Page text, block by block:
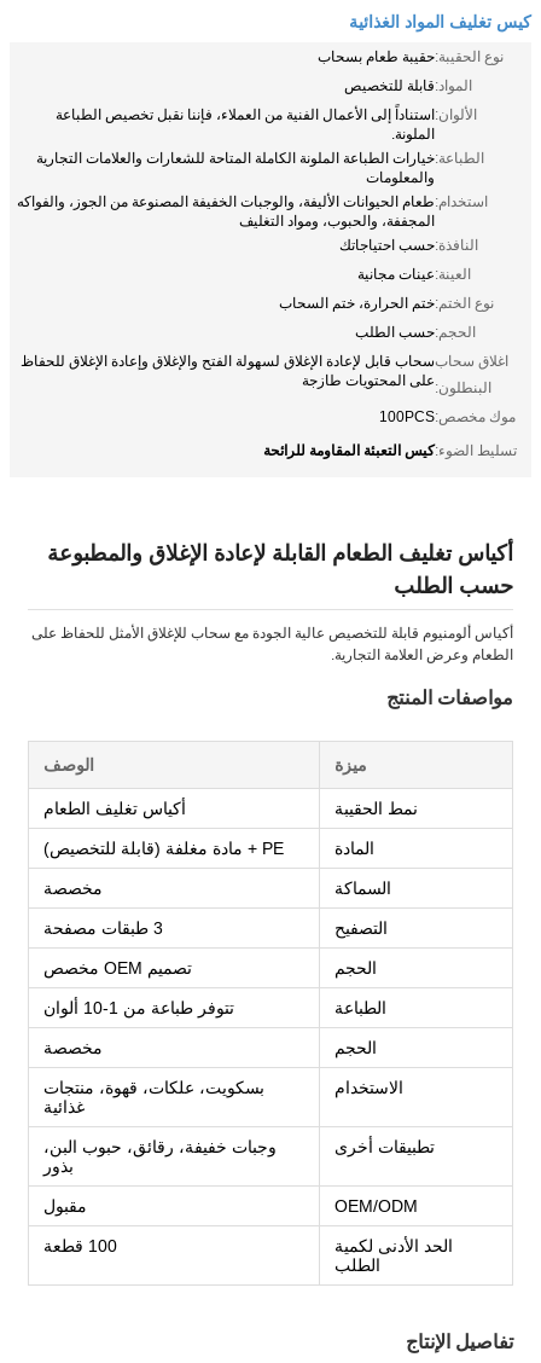
كيس تغليف المواد الغذائية
نوع الحقيبة:حقيبة طعام بسحاب
المواد:قابلة للتخصيص
الألوان:استناداً إلى الأعمال الفنية من العملاء، فإننا نقبل تخصيص الطباعة
الملونة.
الطباعة:خيارات الطباعة الملونة الكاملة المتاحة للشعارات والعلامات التجارية
والمعلومات
استخدام:طعام الحيوانات الأليفة، والوجبات الخفيفة المصنوعة من الجوز، والفواكه
المجففة، والحبوب، ومواد التغليف
النافذة:حسب احتياجاتك
العينة:عينات مجانية
نوع الختم:ختم الحرارة، ختم السحاب
الحجم:حسب الطلب
اغلاق سحاب
البنطلون:
سحاب قابل لإعادة الإغلاق لسهولة الفتح والإغلاق وإعادة الإغلاق للحفاظ
على المحتويات طازجة
موك مخصص:100PCS
تسليط الضوء:كيس التعبئة المقاومة للرائحة
أكياس تغليف الطعام القابلة لإعادة الإغلاق والمطبوعة
حسب الطلب
أكياس ألومنيوم قابلة للتخصيص عالية الجودة مع سحاب للإغلاق الأمثل للحفاظ على
الطعام وعرض العلامة التجارية.
مواصفات المنتج
ميزة الوصف
نمط الحقيبة أكياس تغليف الطعام
المادة PE + مادة مغلفة (قابلة للتخصيص)
السماكة مخصصة
التصفيح 3 طبقات مصفحة
الحجم تصميم OEM مخصص
الطباعة تتوفر طباعة من 1-10 ألوان
الحجم مخصصة
الاستخدام
بسكويت، علكات، قهوة، منتجات
غذائية
تطبيقات أخرى
وجبات خفيفة، رقائق، حبوب البن،
بذور
OEM/ODM مقبول
الحد الأدنى لكمية
الطلب
100 قطعة
تفاصيل الإنتاج